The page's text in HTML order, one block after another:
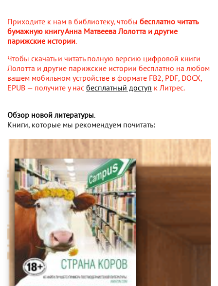
Приходите к нам в библиотеку, чтобы бесплатно читать
бумажную книгу Анна Матвеева Лолотта и другие
парижские истории.
Чтобы скачать и читать полную версию цифровой книги
Лолотта и другие парижские истории бесплатно на любом
вашем мобильном устройстве в формате FB2, PDF, DOCX,
EPUB — получите у нас бесплатный доступ к Литрес.
Обзор новой литературы.
Книги, которые мы рекомендуем почитать: